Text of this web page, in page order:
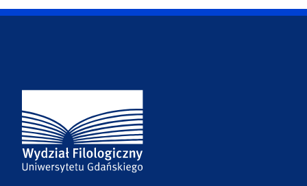
Adres Wydziału